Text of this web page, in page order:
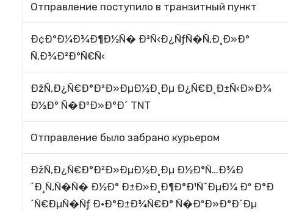
Отправление поступило в транзитный пункт
Ð¢Ð°Ð¼Ð¾Ð¶Ð½Ñ� Ð²Ñ‹Ð¿ÑƒÑ�Ñ‚Ð¸Ð»Ð°
Ñ‚Ð¾Ð²Ð°Ñ€Ñ‹
ÐžÑ‚Ð¿Ñ€Ð°Ð²Ð»ÐµÐ½Ð¸Ðµ Ð¿Ñ€Ð¸Ð±Ñ‹Ð»Ð¾
Ð½Ð° Ñ�ÐºÐ»Ð°Ð´ TNT
Отправление было забрано курьером
ÐžÑ‚Ð¿Ñ€Ð°Ð²Ð»ÐµÐ½Ð¸Ðµ Ð½Ð°Ñ…Ð¾Ð
´Ð¸Ñ‚Ñ�Ñ� Ð½Ð° Ð±Ð»Ð¸Ð¶Ð°Ð¹ÑˆÐµÐ¼ Ðº Ð°Ð
´Ñ€ÐµÑ�Ñƒ Ð·Ð°Ð±Ð¾Ñ€Ð° Ñ�ÐºÐ»Ð°Ð´Ðµ